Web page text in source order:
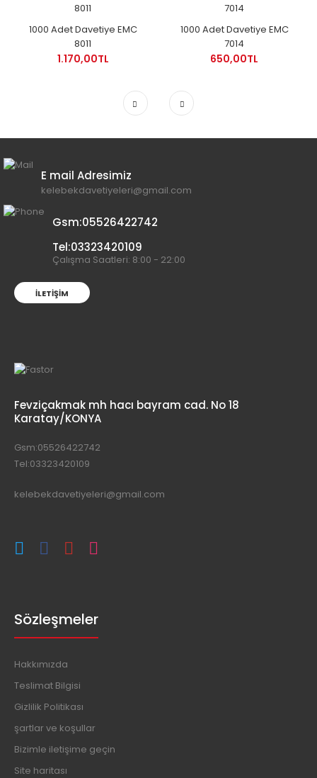
1000 Adet Davetiye EMC
8011
1.170,00TL
1000 Adet Davetiye EMC
7014
650,00TL
E mail Adresimiz
kelebekdavetiyeleri@gmail.com
Gsm:05526422742
Tel:03323420109
Çalışma Saatleri: 8:00 - 22:00
İLETIŞIM
Fevziçakmak mh hacı bayram cad. No 18
Karatay/KONYA
Gsm:05526422742
Tel:03323420109
kelebekdavetiyeleri@gmail.com
Sözleşmeler
Hakkımızda
Teslimat Bilgisi
Gizlilik Politikası
şartlar ve koşullar
Bizimle iletişime geçin
Site haritası